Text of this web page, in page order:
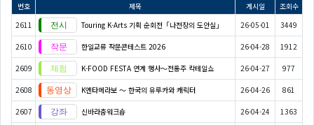
번호 제목 게시일
조회수
2611
Touring K-Arts 기획 순회전「나전장의 도안실」 26-05-01 3449
2610 한일교류 작문콘테스트 2026 26-04-28 1912
2609 K-FOOD FESTA 연계 행사〜전통주 칵테일쇼 26-04-27 977
2608 K엔타메라보 ～ 한국의 유루카와 캐릭터 26-04-26 861
2607 신바라춤워크숍 26-04-24 1363